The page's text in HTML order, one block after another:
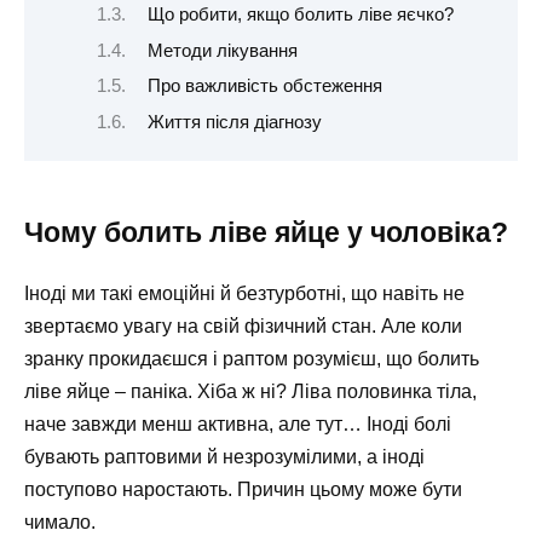
Що робити, якщо болить ліве яєчко?
Методи лікування
Про важливість обстеження
Життя після діагнозу
Чому болить ліве яйце у чоловіка?
Іноді ми такі емоційні й безтурботні, що навіть не
звертаємо увагу на свій фізичний стан. Але коли
зранку прокидаєшся і раптом розумієш, що болить
ліве яйце – паніка. Хіба ж ні? Ліва половинка тіла,
наче завжди менш активна, але тут… Іноді болі
бувають раптовими й незрозумілими, а іноді
поступово наростають. Причин цьому може бути
чимало.